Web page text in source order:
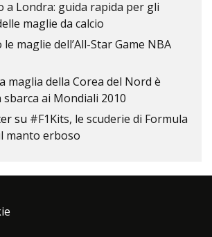
a Londra: guida rapida per gli
maglie da calcio
le maglie dell’All-Star Game NBA
maglia della Corea del Nord è
sbarca ai Mondiali 2010
su #F1Kits, le scuderie di Formula
manto erboso